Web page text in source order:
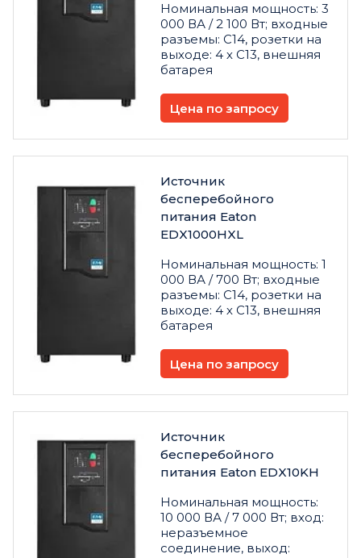
Номинальная мощность: 3
000 ВА / 2 100 Вт; входные
разъемы: C14, розетки на
выходе: 4 х C13, внешняя
батарея
Цена по запросу
Источник
бесперебойного
питания Eaton
EDX1000HXL
Номинальная мощность: 1
000 ВА / 700 Вт; входные
разъемы: C14, розетки на
выходе: 4 х C13, внешняя
батарея
Цена по запросу
Источник
бесперебойного
питания Eaton EDX10KH
Номинальная мощность:
10 000 ВА / 7 000 Вт; вход:
неразъемное
соединение, выход: